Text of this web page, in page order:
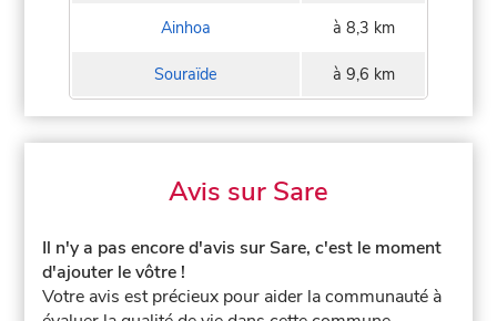
Ainhoa à 8,3 km
Souraïde à 9,6 km
Avis sur Sare
Il n'y a pas encore d'avis sur Sare, c'est le moment
d'ajouter le vôtre !
Votre avis est précieux pour aider la communauté à